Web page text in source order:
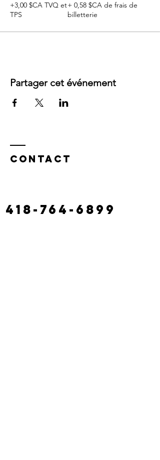
+3,00 $CA TVQ et
TPS
+ 0,58 $CA de frais de
billetterie
Partager cet événement
Contact
418-764-6899